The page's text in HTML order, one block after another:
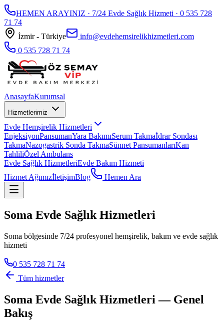
HEMEN ARAYINIZ · 7/24 Evde Sağlık Hizmeti · 0 535 728
71 74
İzmir - Türkiye
info@evdehemsirelikhizmetleri.com
0 535 728 71 74
AnasayfaKurumsal
Hizmetlerimiz
Evde Hemşirelik Hizmetleri
EnjeksiyonPansumanYara BakımıSerum Takmaİdrar Sondası
TakmaNazogastrik Sonda TakmaSünnet PansumanlarıKan
TahliliÖzel Ambulans
Evde Sağlık HizmetleriEvde Bakım Hizmeti
Hizmet AğımızİletişimBlog Hemen Ara
Soma Evde Sağlık Hizmetleri
Soma bölgesinde 7/24 profesyonel hemşirelik, bakım ve evde sağlık
hizmeti
0 535 728 71 74
Tüm hizmetler
Soma Evde Sağlık Hizmetleri — Genel
Bakış